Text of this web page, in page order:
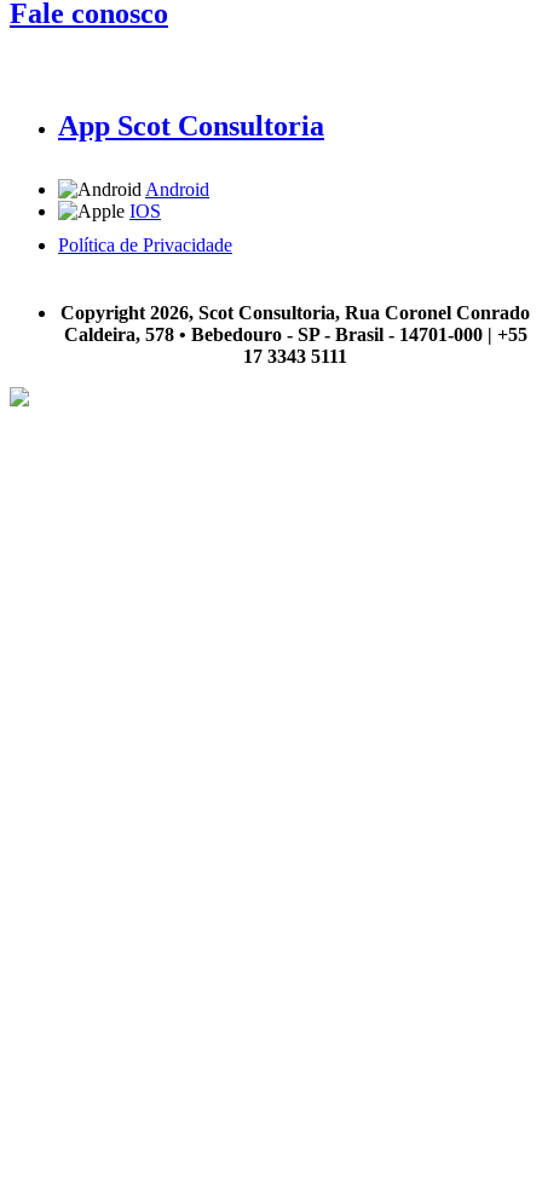
Fale conosco
App Scot Consultoria
Android
IOS
Política de Privacidade
Copyright 2026, Scot Consultoria, Rua Coronel Conrado
Caldeira, 578 • Bebedouro - SP - Brasil - 14701-000 | +55
17 3343 5111